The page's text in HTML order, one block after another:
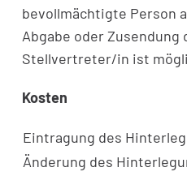
bevollmächtigte Person
Abgabe oder Zusendung
Stellvertreter/in ist
Kosten
Eintragung des
Änderung des